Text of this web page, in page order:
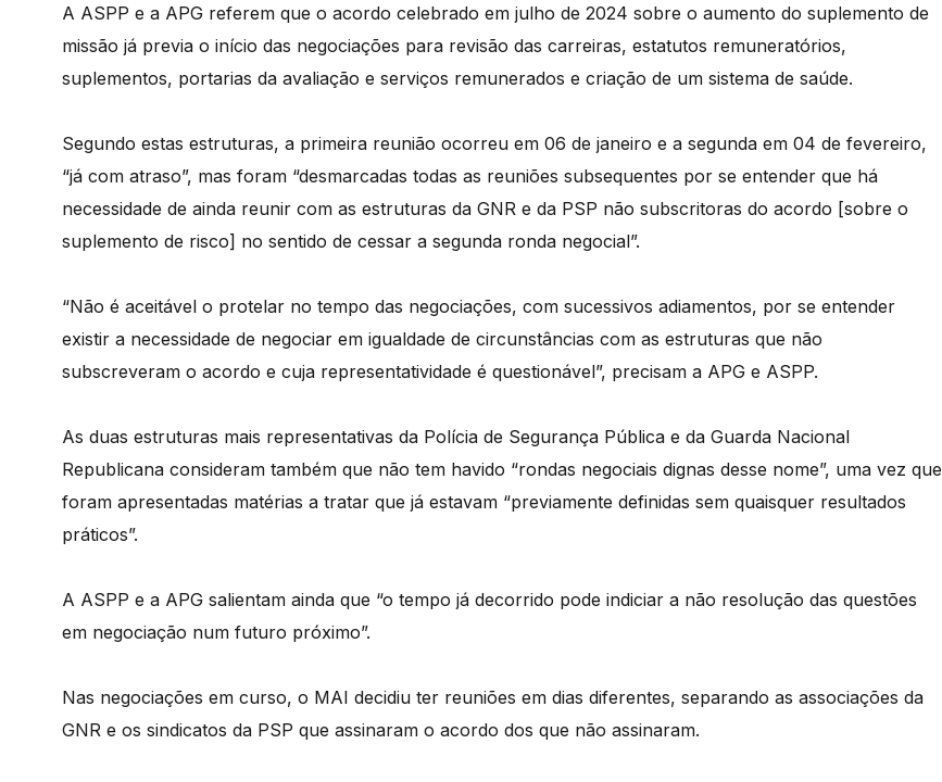
A ASPP e a APG referem que o acordo celebrado em julho de 2024 sobre o aumento do suplemento de
missão já previa o início das negociações para revisão das carreiras, estatutos remuneratórios,
suplementos, portarias da avaliação e serviços remunerados e criação de um sistema de saúde.
Segundo estas estruturas, a primeira reunião ocorreu em 06 de janeiro e a segunda em 04 de fevereiro,
“já com atraso”, mas foram “desmarcadas todas as reuniões subsequentes por se entender que há
necessidade de ainda reunir com as estruturas da GNR e da PSP não subscritoras do acordo [sobre o
suplemento de risco] no sentido de cessar a segunda ronda negocial”.
“Não é aceitável o protelar no tempo das negociações, com sucessivos adiamentos, por se entender
existir a necessidade de negociar em igualdade de circunstâncias com as estruturas que não
subscreveram o acordo e cuja representatividade é questionável”, precisam a APG e ASPP.
As duas estruturas mais representativas da Polícia de Segurança Pública e da Guarda Nacional
Republicana consideram também que não tem havido “rondas negociais dignas desse nome”, uma vez que
foram apresentadas matérias a tratar que já estavam “previamente definidas sem quaisquer resultados
práticos”.
A ASPP e a APG salientam ainda que “o tempo já decorrido pode indiciar a não resolução das questões
em negociação num futuro próximo”.
Nas negociações em curso, o MAI decidiu ter reuniões em dias diferentes, separando as associações da
GNR e os sindicatos da PSP que assinaram o acordo dos que não assinaram.